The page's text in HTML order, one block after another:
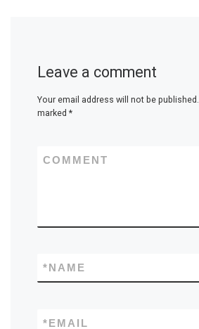
Leave a comment
Your email address will not be published.
marked *
COMMENT
NAME
*
EMAIL
*